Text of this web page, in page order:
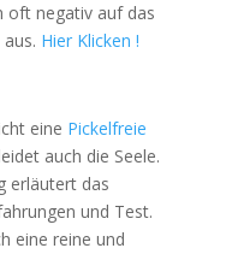
oft negativ auf das
Hier Klicken !
eine Pickelfreie
auch die Seele.
erläutert das
und Test.
eine reine und